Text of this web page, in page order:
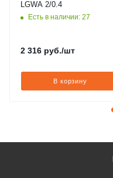
LGWA 2/0.4
Есть в наличии: 27
2 316 руб./шт
В корзину